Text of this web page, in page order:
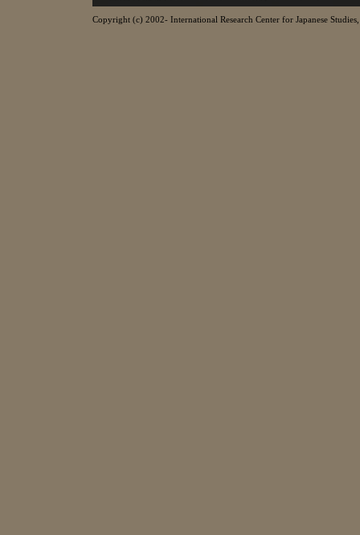
Copyright (c) 2002- International Research Center for Japanese